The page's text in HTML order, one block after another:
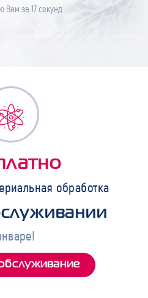
Вам за 17секунд
обработка